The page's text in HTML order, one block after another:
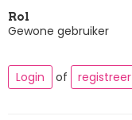
Rol
Gewone gebruiker
Login of registreer